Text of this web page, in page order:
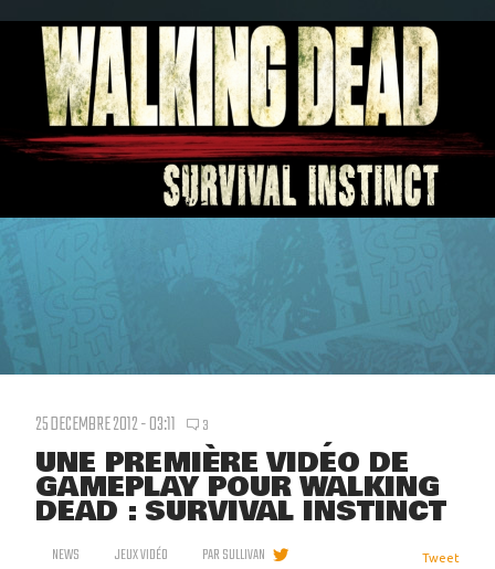
25 DECEMBRE 2012 - 03:11 3
UNE PREMIÈRE VIDÉO DE
GAMEPLAY POUR WALKING
DEAD : SURVIVAL INSTINCT
NEWS JEUX VIDÉO PARSULLIVAN Tweet